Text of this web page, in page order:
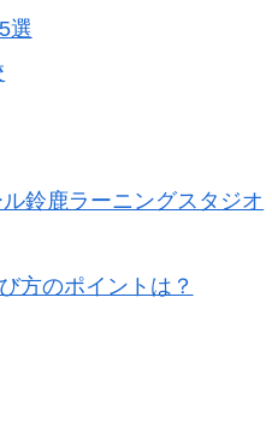
選
鈴鹿ラーニングスタジオ
方のポイントは？